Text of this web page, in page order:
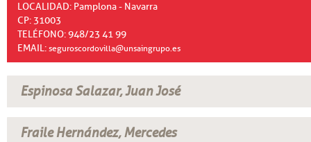
LOCALIDAD: Pamplona - Navarra
CP: 31003
TELÉFONO: 948/23 41 99
EMAIL:seguroscordovilla@unsaingrupo.es
Espinosa Salazar, Juan José
Fraile Hernández, Mercedes